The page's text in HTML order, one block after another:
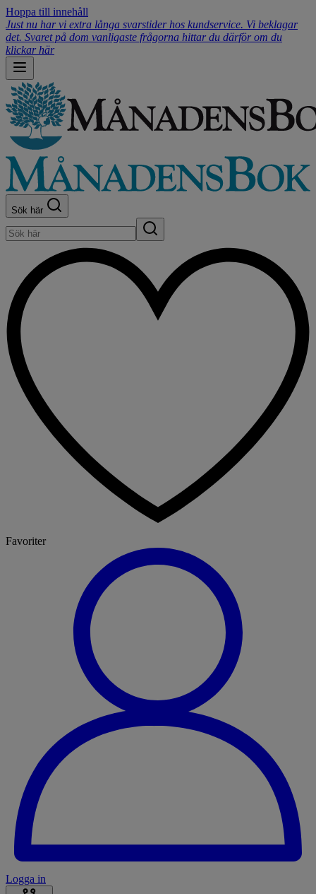
Hoppa till innehåll
Just nu har vi extra långa svarstider hos kundservice. Vi beklagar
det. Svaret på dom vanligaste frågorna hittar du därför om du
klickar här
Sök här
Favoriter
Logga in